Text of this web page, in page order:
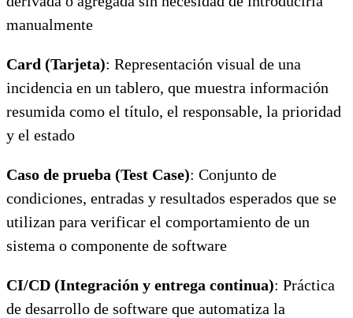
manualmente
Card (Tarjeta): Representación visual de una
incidencia en un tablero, que muestra información
resumida como el título, el responsable, la prioridad
y el estado
Caso de prueba (Test Case): Conjunto de
condiciones, entradas y resultados esperados que se
utilizan para verificar el comportamiento de un
sistema o componente de software
CI/CD (Integración y entrega continua): Práctica
de desarrollo de software que automatiza la